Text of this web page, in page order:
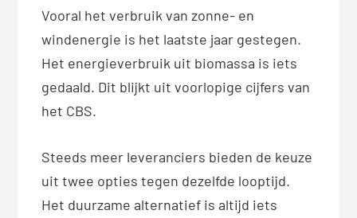
Vooral het verbruik van zonne- en
windenergie is het laatste jaar gestegen.
Het energieverbruik uit biomassa is iets
gedaald. Dit blijkt uit voorlopige cijfers van
het CBS.
Steeds meer leveranciers bieden de keuze
uit twee opties tegen dezelfde looptijd.
Het duurzame alternatief is altijd iets